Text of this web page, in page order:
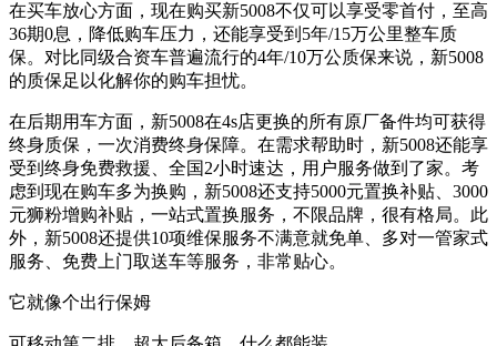
在买车放心方面，现在购买新5008不仅可以享受零首付，至高
36期0息，降低购车压力，还能享受到5年/15万公里整车质
保。对比同级合资车普遍流行的4年/10万公质保来说，新5008
的质保足以化解你的购车担忧。
在后期用车方面，新5008在4s店更换的所有原厂备件均可获得
终身质保，一次消费终身保障。在需求帮助时，新5008还能享
受到终身免费救援、全国2小时速达，用户服务做到了家。考
虑到现在购车多为换购，新5008还支持5000元置换补贴、3000
元狮粉增购补贴，一站式置换服务，不限品牌，很有格局。此
外，新5008还提供10项维保服务不满意就免单、多对一管家式
服务、免费上门取送车等服务，非常贴心。
它就像个出行保姆